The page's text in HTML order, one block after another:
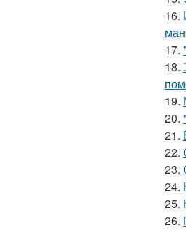
16.
17.
18.
19.
20.
21.
22.
23.
24.
25.
26.